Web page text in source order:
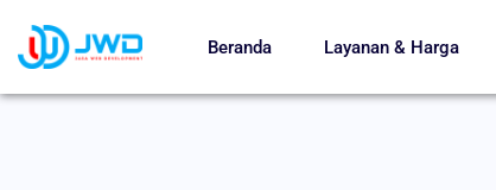
Beranda Layanan & Harga